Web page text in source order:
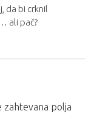
da bi crknil
ali pač?
zahtevana polja